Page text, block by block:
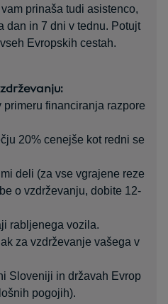
prinaša tudi asistenco,
dan in 7 dni v tednu. Potujt
Evropskih cestah.
financiranja razpore
20% cenejše kot redni se
deli (za vse vgrajene reze
o vzdrževanju, dobite 12-
rabljenega vozila.
za vzdrževanje vašega v
Sloveniji in državah Evrop
pogojih).